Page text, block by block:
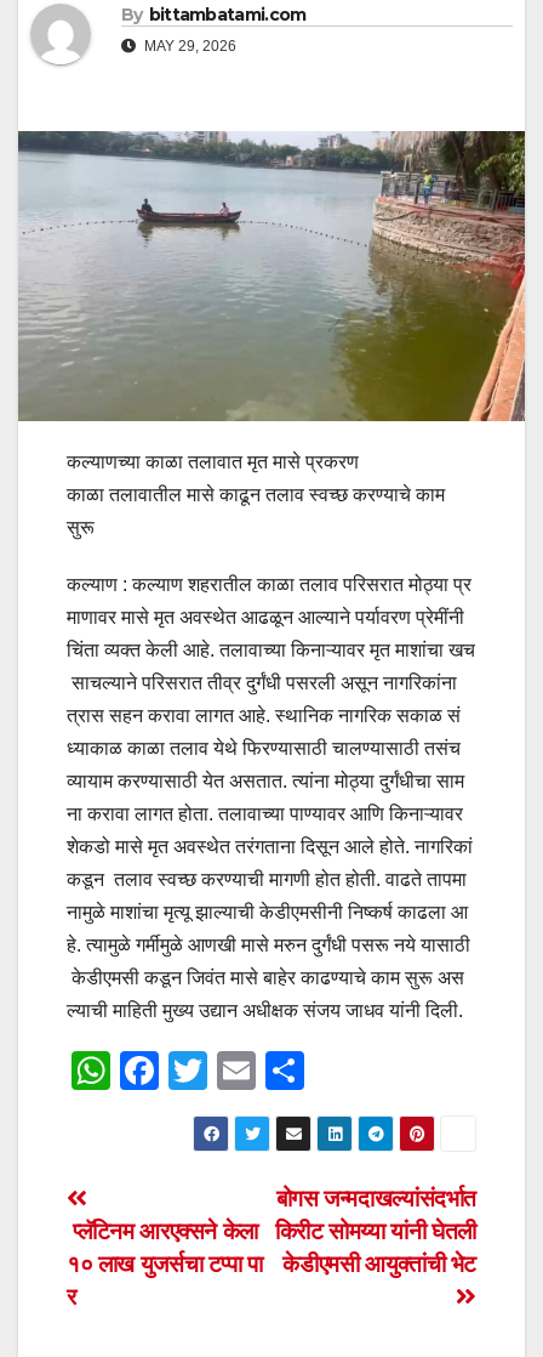
By bittambatami.com
MAY 29, 2026
कल्याणच्या काळा तलावात मृत मासे प्रकरण
काळा तलावातील मासे काढून तलाव स्वच्छ करण्याचे काम
सुरू
कल्याण : कल्याण शहरातील काळा तलाव परिसरात मोठ्या प्र
माणावर मासे मृत अवस्थेत आढळून आल्याने पर्यावरण प्रेमींनी
चिंता व्यक्त केली आहे. तलावाच्या किनाऱ्यावर मृत माशांचा खच
साचल्याने परिसरात तीव्र दुर्गंधी पसरली असून नागरिकांना
त्रास सहन करावा लागत आहे. स्थानिक नागरिक सकाळ सं
ध्याकाळ काळा तलाव येथे फिरण्यासाठी चालण्यासाठी तसंच
व्यायाम करण्यासाठी येत असतात. त्यांना मोठ्या दुर्गंधीचा साम
ना करावा लागत होता. तलावाच्या पाण्यावर आणि किनाऱ्यावर
शेकडो मासे मृत अवस्थेत तरंगताना दिसून आले होते. नागरिकां
कडून तलाव स्वच्छ करण्याची मागणी होत होती. वाढते तापमा
नामुळे माशांचा मृत्यू झाल्याची केडीएमसीनी निष्कर्ष काढला आ
हे. त्यामुळे गर्मीमुळे आणखी मासे मरुन दुर्गंधी पसरू नये यासाठी
केडीएमसी कडून जिवंत मासे बाहेर काढण्याचे काम सुरू अस
ल्याची माहिती मुख्य उद्यान अधीक्षक संजय जाधव यांनी दिली.
W
A
p
F
b
o
T
wi
tt
E
m
ail
h
ar
e
Post
navigation
बोगस जन्मदाखल्यांसंदर्भात
किरीट सोमय्या यांनी घेतली
केडीएमसी आयुक्तांची भेट
प्लॅटिनम आरएक्सने केला
१० लाख युजर्सचा टप्पा पा
र